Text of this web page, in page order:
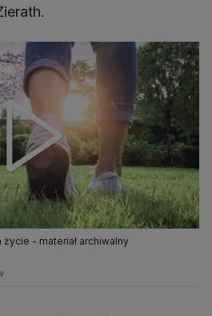
- materiał archiwalny